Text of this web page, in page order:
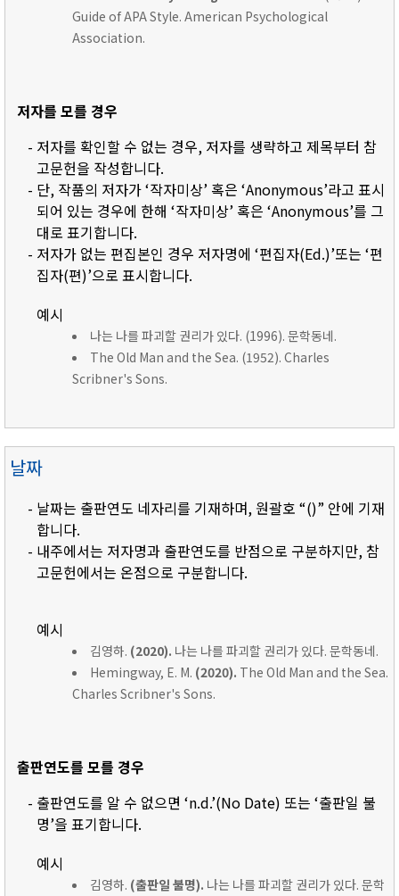
Guide of APA Style. American Psychological
Association.
저자를 모를 경우
- 저자를 확인할 수 없는 경우, 저자를 생략하고 제목부터 참
고문헌을 작성합니다.
- 단, 작품의 저자가 ‘작자미상’ 혹은 ‘Anonymous’라고 표시
되어 있는 경우에 한해 ‘작자미상’ 혹은 ‘Anonymous’를 그
대로 표기합니다.
- 저자가 없는 편집본인 경우 저자명에 ‘편집자(Ed.)’또는 ‘편
집자(편)’으로 표시합니다.
예시
나는 나를 파괴할 권리가 있다. (1996). 문학동네.
The Old Man and the Sea. (1952). Charles
Scribner's Sons.
날짜
- 날짜는 출판연도 네자리를 기재하며, 원괄호 “()” 안에 기재
합니다.
- 내주에서는 저자명과 출판연도를 반점으로 구분하지만, 참
고문헌에서는 온점으로 구분합니다.
예시
김영하. (2020). 나는 나를 파괴할 권리가 있다. 문학동네.
Hemingway, E. M. (2020). The Old Man and the Sea.
Charles Scribner's Sons.
출판연도를 모를 경우
- 출판연도를 알 수 없으면 ‘n.d.’(No Date) 또는 ‘출판일 불
명’을 표기합니다.
예시
김영하. (출판일 불명). 나는 나를 파괴할 권리가 있다. 문학